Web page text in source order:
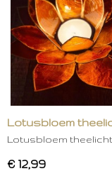
Lotusbloem
Lotusbloem
€ 12,99